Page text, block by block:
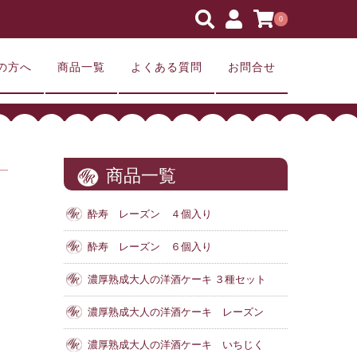
0
方へ 商品一覧 よくある質問 お問合せ
商品一覧
酔寿 レーズン ４個入り
酔寿 レーズン ６個入り
濃厚熟成大人の洋酒ケーキ ３種セット
濃厚熟成大人の洋酒ケーキ レーズン
濃厚熟成大人の洋酒ケーキ いちじく